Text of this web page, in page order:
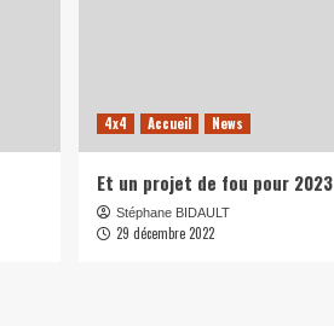
4x4 Accueil News
Et un projet de fou pour 2023
Stéphane BIDAULT
29 décembre 2022